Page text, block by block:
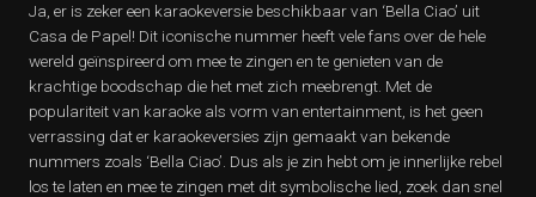
Ja, er is zeker een karaokeversie beschikbaar van ‘Bella Ciao’ uit
Casa de Papel! Dit iconische nummer heeft vele fans over de hele
wereld geïnspireerd om mee te zingen en te genieten van de
krachtige boodschap die het met zich meebrengt. Met de
populariteit van karaoke als vorm van entertainment, is het geen
verrassing dat er karaokeversies zijn gemaakt van bekende
nummers zoals ‘Bella Ciao’. Dus als je zin hebt om je innerlijke rebel
los te laten en mee te zingen met dit symbolische lied, zoek dan snel